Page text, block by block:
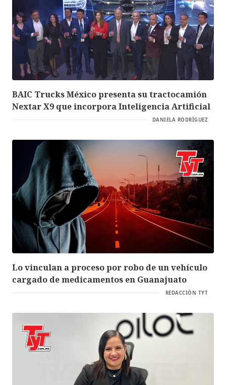
BAIC Trucks México presenta su tractocamión
Nextar X9 que incorpora Inteligencia Artificial
DANIELA RODRÍGUEZ
Lo vinculan a proceso por robo de un vehículo
cargado de medicamentos en Guanajuato
REDACCIÓN TYT